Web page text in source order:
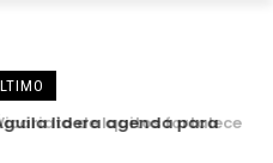
de Iquitos fortalece